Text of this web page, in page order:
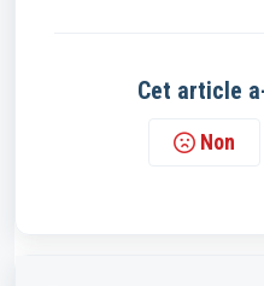
Cet article
Non